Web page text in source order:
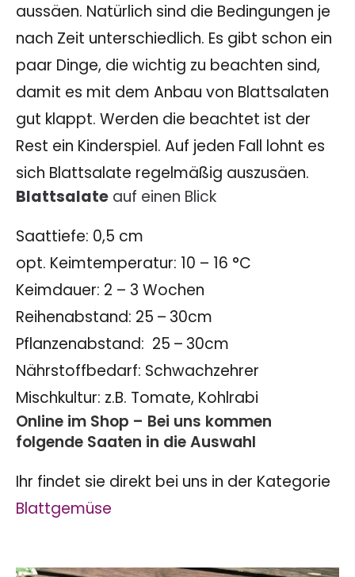
aussäen. Natürlich sind die Bedingungen je
nach Zeit unterschiedlich. Es gibt schon ein
paar Dinge, die wichtig zu beachten sind,
damit es mit dem Anbau von Blattsalaten
gut klappt. Werden die beachtet ist der
Rest ein Kinderspiel. Auf jeden Fall lohnt es
sich Blattsalate regelmäßig auszusäen.
Blattsalate auf einen Blick
Saattiefe: 0,5 cm
opt. Keimtemperatur: 10 – 16 °C
Keimdauer: 2 – 3 Wochen
Reihenabstand: 25 – 30cm
Pflanzenabstand: 25 – 30cm
Nährstoffbedarf: Schwachzehrer
Mischkultur: z.B. Tomate, Kohlrabi
Online im Shop – Bei uns kommen
folgende Saaten in die Auswahl
Ihr findet sie direkt bei uns in der Kategorie
Blattgemüse